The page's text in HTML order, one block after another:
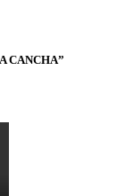
CANCHA”